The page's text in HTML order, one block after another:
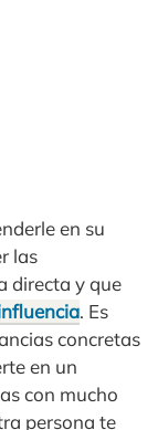
en su
las
directa y que
. Es
concretas
en un
con mucho
persona te